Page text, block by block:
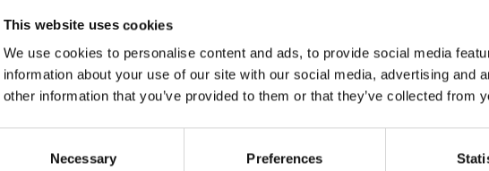
This website uses cookies
We use cookies to personalise content and ads, to provide social media
information about your use of our site with our social media, advertising and
other information that you’ve provided to them or that they’ve collected from
Necessary Preferences
Nome e cognome